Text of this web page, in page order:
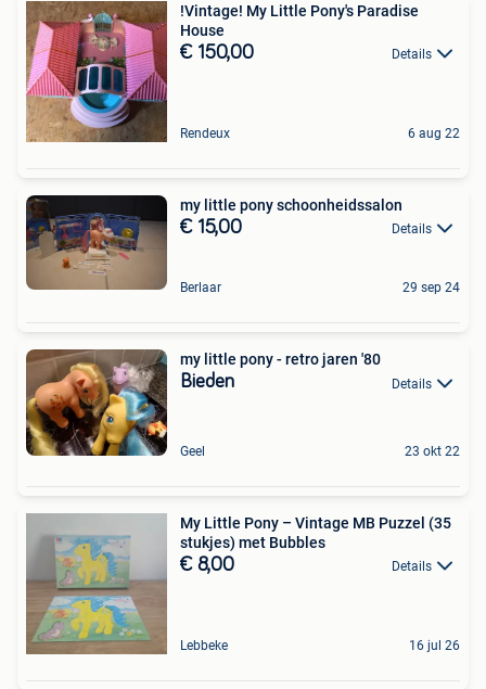
!Vintage! My Little Pony's Paradise
House
€ 150,00 Details
Rendeux 6 aug 22
my little pony schoonheidssalon
€ 15,00 Details
Berlaar 29 sep 24
my little pony - retro jaren '80
Bieden Details
Geel 23 okt 22
My Little Pony – Vintage MB Puzzel (35
stukjes) met Bubbles
€ 8,00 Details
Lebbeke 16 jul 26